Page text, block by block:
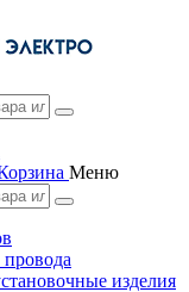
Меню
изделия